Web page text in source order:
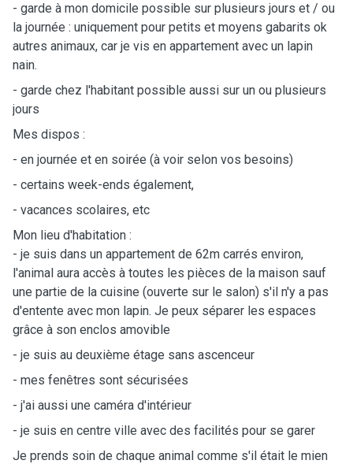
- garde à mon domicile possible sur plusieurs jours et / ou
la journée : uniquement pour petits et moyens gabarits ok
autres animaux, car je vis en appartement avec un lapin
nain.
- garde chez l'habitant possible aussi sur un ou plusieurs
jours
Mes dispos :
- en journée et en soirée (à voir selon vos besoins)
- certains week-ends également,
- vacances scolaires, etc
Mon lieu d'habitation :
- je suis dans un appartement de 62m carrés environ,
l'animal aura accès à toutes les pièces de la maison sauf
une partie de la cuisine (ouverte sur le salon) s'il n'y a pas
d'entente avec mon lapin. Je peux séparer les espaces
grâce à son enclos amovible
- je suis au deuxième étage sans ascenceur
- mes fenêtres sont sécurisées
- j'ai aussi une caméra d'intérieur
- je suis en centre ville avec des facilités pour se garer
Je prends soin de chaque animal comme s'il était le mien